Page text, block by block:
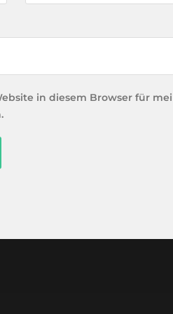
in diesem Browser für